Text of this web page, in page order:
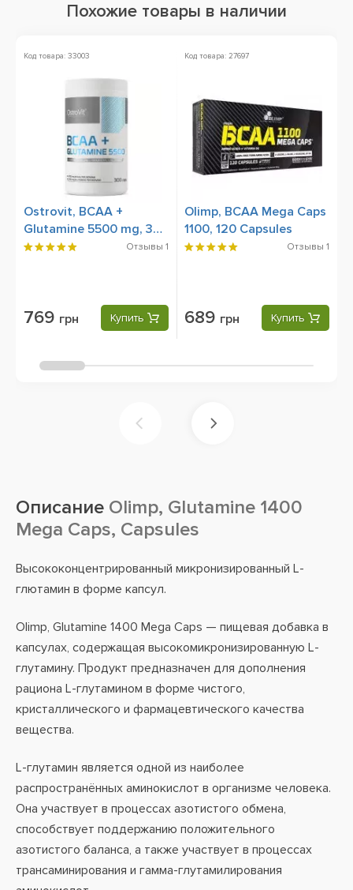
Похожие товары в наличии
Код товара: 33003
Ostrovit, BCAA +
Glutamine 5500 mg, 300
Capsules
Отзывы 1
769 грн Купить
Код товара: 27697
Olimp, BCAA Mega Caps
1100, 120 Capsules
Отзывы 1
689 грн Купить
Описание Olimp, Glutamine 1400
Mega Caps, Capsules
Высококонцентрированный микронизированный L-
глютамин в форме капсул.
Olimp, Glutamine 1400 Mega Caps — пищевая добавка в
капсулах, содержащая высокомикронизированную L-
глутамину. Продукт предназначен для дополнения
рациона L-глутамином в форме чистого,
кристаллического и фармацевтического качества
вещества.
L-глутамин является одной из наиболее
распространённых аминокислот в организме человека.
Она участвует в процессах азотистого обмена,
способствует поддержанию положительного
азотистого баланса, а также участвует в процессах
трансаминирования и гамма-глутамилирования